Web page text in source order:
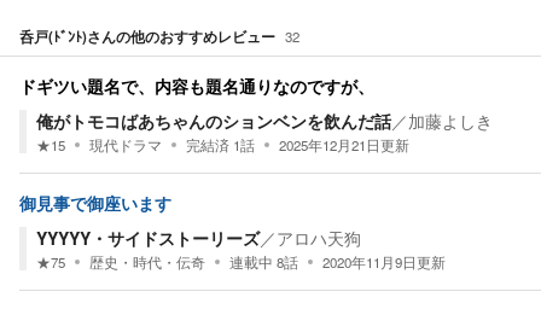
呑戸(ﾄﾞﾝﾄ)さんの他のおすすめレビュー 32
ドギツい題名で、内容も題名通りなのですが、
俺がトモコばあちゃんのションベンを飲んだ話／加藤よしき
★15 現代ドラマ 完結済 1話 2025年12月21日更新
御見事で御座います
YYYYY・サイドストーリーズ／アロハ天狗
★75 歴史・時代・伝奇 連載中 8話 2020年11月9日更新